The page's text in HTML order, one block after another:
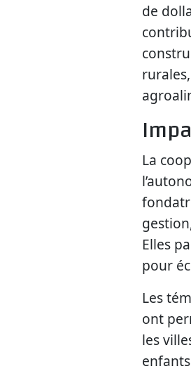
de
La
Elles
pour
Les
ont
les